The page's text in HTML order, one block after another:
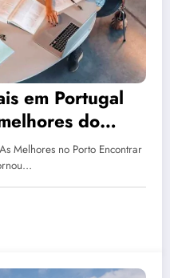
em Portugal
do
Melhores no Porto Encontrar